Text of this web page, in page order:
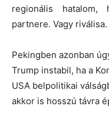
regionális hatalom,
partnere. Vagy riválisa.
Pekingben azonban
Trump instabil, ha a
USA belpolitikai
akkor is hosszú távra